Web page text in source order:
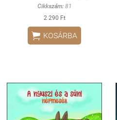
Cikkszám:81
2 290 Ft
 KOSÁRBA